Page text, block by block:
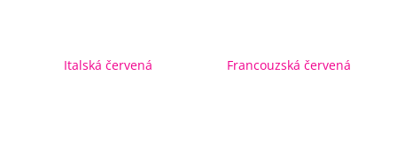
Italská červená Francouzská červená